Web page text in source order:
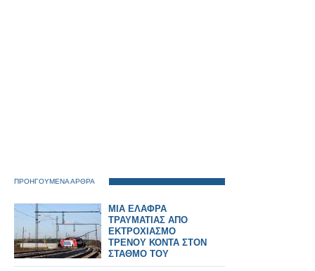
ΠΡΟΗΓΟΥΜΕΝΑ ΑΡΘΡΑ
ΜΙΑ ΕΛΑΦΡΑ
ΤΡΑΥΜΑΤΙΑΣ ΑΠΟ
ΕΚΤΡΟΧΙΑΣΜΟ
ΤΡΕΝΟΥ ΚΟΝΤΑ ΣΤΟΝ
ΣΤΑΘΜΟ ΤΟΥ
ΑΣΩΠΟΥ